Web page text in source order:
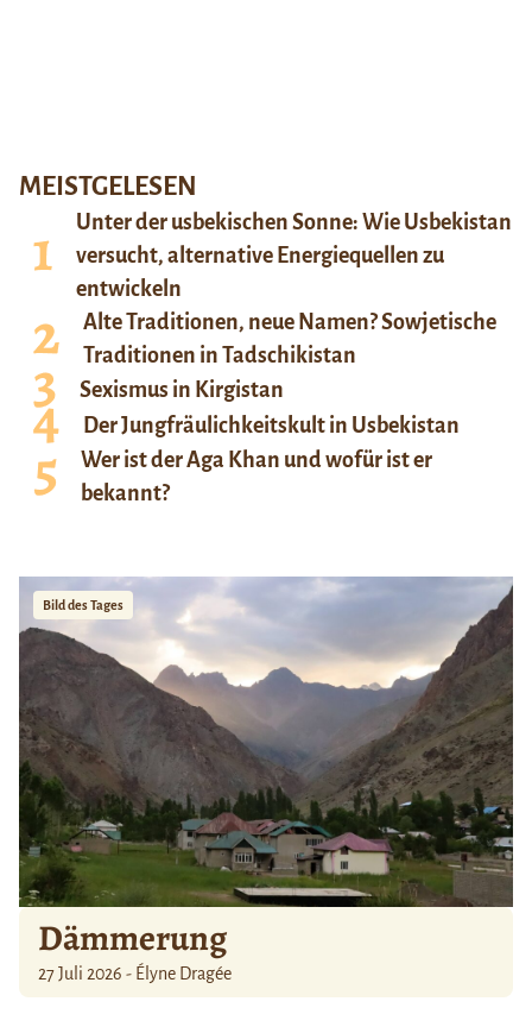
MEISTGELESEN
Unter der usbekischen Sonne: Wie Usbekistan
versucht, alternative Energiequellen zu
entwickeln
Alte Traditionen, neue Namen? Sowjetische
Traditionen in Tadschikistan
Sexismus in Kirgistan
Der Jungfräulichkeitskult in Usbekistan
Wer ist der Aga Khan und wofür ist er
bekannt?
Bild des Tages
Dämmerung
27 Juli 2026 - Élyne Dragée